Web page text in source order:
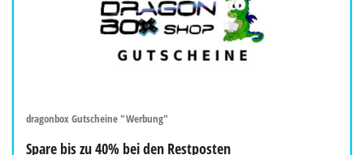
dragonbox Gutscheine "Werbung"
Spare bis zu 40% bei den Restposten